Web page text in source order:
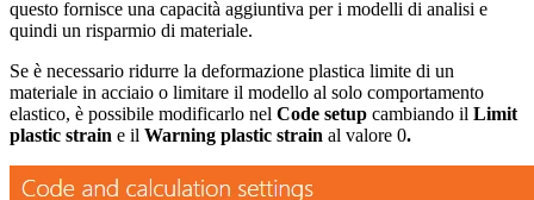
questo fornisce una capacità aggiuntiva per i modelli di analisi e
quindi un risparmio di materiale.
Se è necessario ridurre la deformazione plastica limite di un
materiale in acciaio o limitare il modello al solo comportamento
elastico, è possibile modificarlo nel Code setup cambiando il Limit
plastic strain e il Warning plastic strain al valore 0.